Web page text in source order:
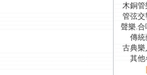
木銅管
管弦交
聲樂.合
傳統
古典樂
其他